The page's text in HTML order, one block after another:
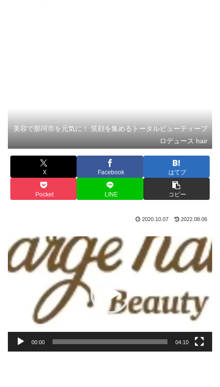
美容で那珂市を元気に！ 笑顔を集めるトータルビューティープ
ロデュース hair
X Facebook はてブ
Pocket LINE コピー
2020.10.07 2022.08.06
動
画
プ
00:00 04:10